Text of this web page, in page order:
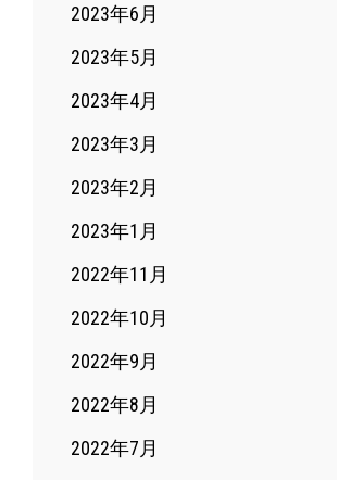
2023年6月
2023年5月
2023年4月
2023年3月
2023年2月
2023年1月
2022年11月
2022年10月
2022年9月
2022年8月
2022年7月